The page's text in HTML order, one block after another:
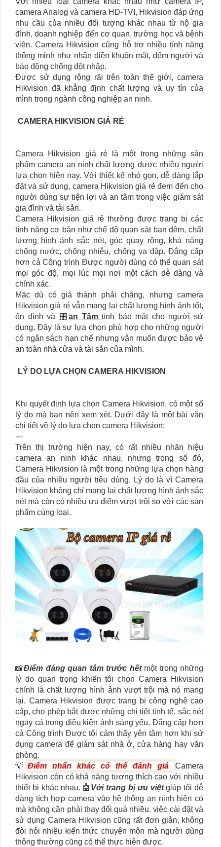
camera Analog và camera HD-TVI, Hikvision đáp ứng
nhu cầu của nhiều đối tượng khác nhau từ hộ gia
đình, doanh nghiệp đến cơ quan, trường học và bệnh
viện. Camera Hikvision cũng hỗ trợ nhiều tính năng
thông minh như nhận diện khuôn mặt, đếm người và
báo động chống đột nhập.
Được sử dụng rộng rãi trên toàn thế giới, camera
Hikvision đã khẳng định chất lượng và uy tín của
mình trong ngành công nghiệp an ninh.
CAMERA HIKVISION GIÁ RẺ
Camera Hikvision giá rẻ là một trong những sản
phẩm camera an ninh chất lượng được nhiều người
lựa chọn hiện nay. Với thiết kế nhỏ gọn, dễ dàng lắp
đặt và sử dụng, camera Hikvision giá rẻ đem đến cho
người dùng sự tiện lợi và an tâm trong việc giám sát
gia đình và tài sản.
Camera Hikvision giá rẻ thường được trang bị các
tính năng cơ bản như chế độ quan sát ban đêm, chất
lượng hình ảnh sắc nét, góc quay rộng, khả năng
chống nước, chống nhiễu, chống va đập. Đẳng cấp
hơn cả Công trình Được người dùng có thể quan sát
mọi góc độ, mọi lúc mọi nơi một cách dễ dàng và
chính xác.
Mặc dù có giá thành phải chăng, nhưng camera
Hikvision giá rẻ vẫn mang lại chất lượng hình ảnh tốt,
ổn định và 🎛an Tâmtính bảo mật cho người sử
dụng. Đây là sự lựa chọn phù hợp cho những người
có ngân sách hạn chế nhưng vẫn muốn được bảo vệ
an toàn nhà cửa và tài sản của mình.
LÝ DO LỰA CHỌN CAMERA HIKVISION
Khi quyết định lựa chọn Camera Hikvision, có một số
lý do mà bạn nên xem xét. Dưới đây là một bài văn
chi tiết về lý do lựa chọn camera Hikvision:
---
Trên thị trường hiện nay, có rất nhiều nhãn hiệu
camera an ninh khác nhau, nhưng trong số đó,
Camera Hikvision là một trong những lựa chọn hàng
đầu của nhiều người tiêu dùng. Lý do là vì Camera
Hikvision không chỉ mang lại chất lượng hình ảnh sắc
nét mà còn có nhiều ưu điểm vượt trội so với các sản
phẩm cùng loại.
📸Điểm đáng quan tâm trước hếtmột trong những
lý do quan trọng khiến tôi chọn Camera Hikvision
chính là chất lượng hình ảnh vượt trội mà nó mang
lại. Camera Hikvision được trang bị công nghệ cao
cấp, cho phép bắt được những chi tiết tinh tế, sắc nét
ngay cả trong điều kiện ánh sáng yếu. Đẳng cấp hơn
cả Công trình Được tôi cảm thấy yên tâm hơn khi sử
dụng camera để giám sát nhà ở, cửa hàng hay văn
phòng.
💡 Điểm nhấn khác có thể đánh giá
Camera
Hikvision còn có khả năng tương thích cao với nhiều
thiết bị khác nhau. 🤖️ Với trang bị ưu việtgiúp tôi dễ
dàng tích hợp camera vào hệ thống an ninh hiện có
mà không cần phải thay đổi quá nhiều. việc cài đặt và
sử dụng Camera Hikvision cũng rất đơn giản, không
đòi hỏi nhiều kiến thức chuyên môn mà người dùng
thông thường cũng có thể thực hiện được.